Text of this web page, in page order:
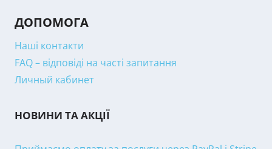
ДОПОМОГА
Наші контакти
FAQ – відповіді на часті запитання
Личный кабинет
НОВИНИ ТА АКЦІЇ